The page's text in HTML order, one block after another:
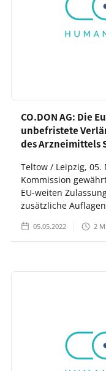
CO.DON AG: Die
unbefristete
des Arzneimittels
Teltow / Leipzig, 05.
Kommission
EU-weiten
zusätzliche
05.05.2022 2